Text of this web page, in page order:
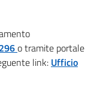
296o tramite portale
link: Ufficio